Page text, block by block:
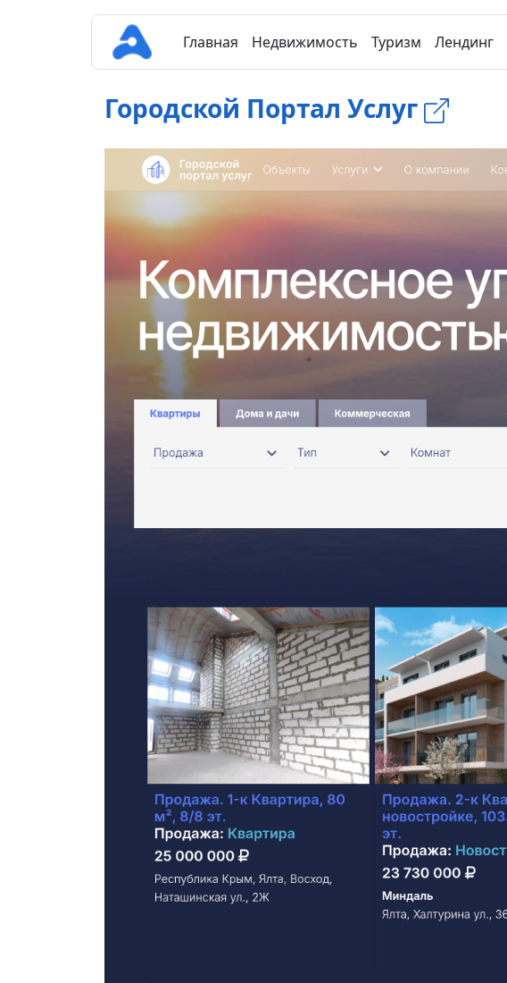
Главная Недвижимость Туризм Лендинг
Городской Портал Услуг